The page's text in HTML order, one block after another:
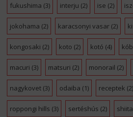
fukushima (3) interju (2) ise (2)
jokohama (2) karacsonyi vasar(2)
kongosaki (2) koto (2) kotó (4)
macuri (3) matsuri (2) monorail (2)
nagykovet(3) odaiba (1) receptek (2)
roppongi hills (3) sertéshús (2)